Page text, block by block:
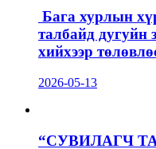
Бага хурлын
талбайд дугуйн
хийхээр
2026-05-13
“СУВИЛАГЧ